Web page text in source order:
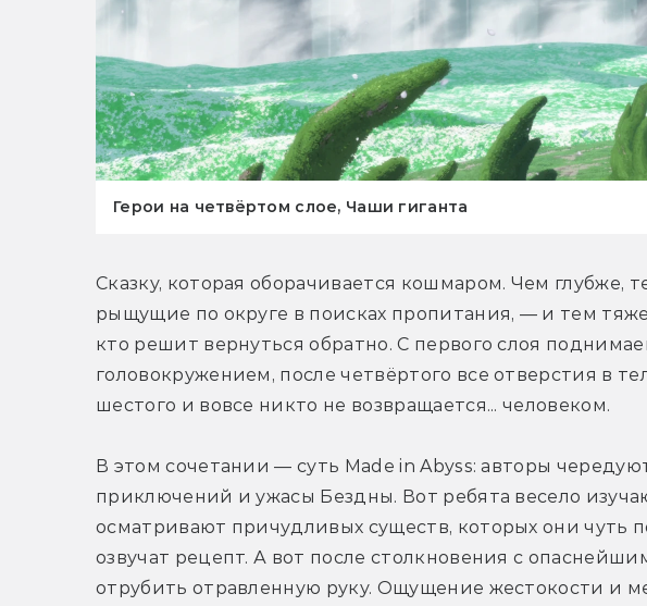
Герои на четвёртом слое, Чаши гиганта
Сказку, которая оборачивается кошмаром. Чем глубже,
рыщущие по округе в поисках пропитания, — и тем
кто решит вернуться обратно. С первого слоя
головокружением, после четвёртого все отверстия в
шестого и вовсе никто не возвращается... человеком.
В этом сочетании — суть Made in Abyss: авторы
приключений и ужасы Бездны. Вот ребята весело
осматривают причудливых существ, которых они чуть
озвучат рецепт. А вот после столкновения с
отрубить отравленную руку. Ощущение жестокости и